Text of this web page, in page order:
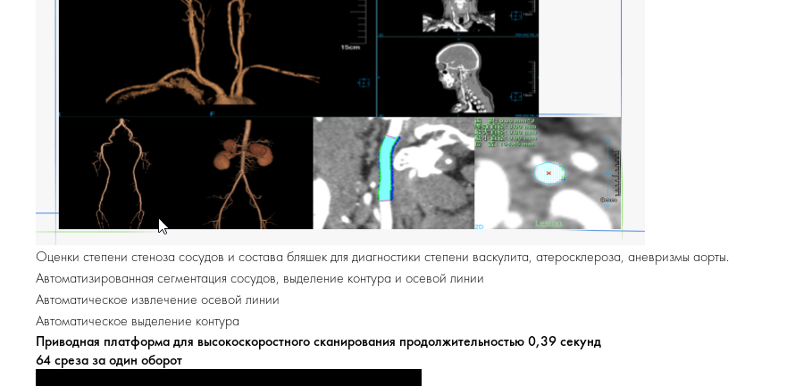
Оценки степени стеноза сосудов и состава бляшек для диагностики степени васкулита, атеросклероза, аневризмы аорты.
Автоматизированная сегментация сосудов, выделение контура и осевой линии
Автоматическое извлечение осевой линии
Автоматическое выделение контура
Приводная платформа для высокоскоростного сканирования продолжительностью 0,39 секунд
64 среза за один оборот